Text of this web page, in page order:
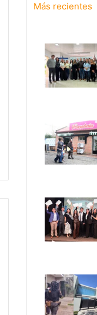
Más recientes